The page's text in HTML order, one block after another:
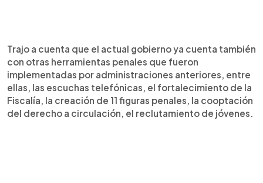
Trajo a cuenta que el actual gobierno ya cuenta también
con otras herramientas penales que fueron
implementadas por administraciones anteriores, entre
ellas, las escuchas telefónicas, el fortalecimiento de la
Fiscalía, la creación de 11 figuras penales, la cooptación
del derecho a circulación, el reclutamiento de jóvenes.